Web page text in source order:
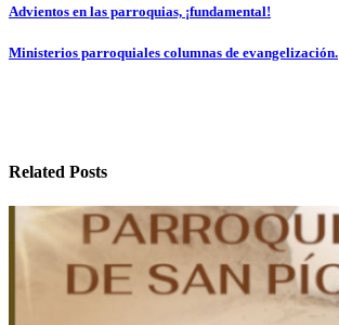
Navegación
de
Advientos en las parroquias, ¡fundamental!
Ministerios parroquiales columnas de evangelización.
Related Posts